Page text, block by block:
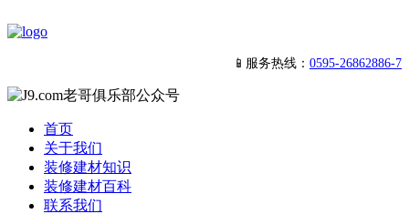
📱服务热线： 0595-26862886-7
首页
关于我们
装修建材知识
装修建材百科
联系我们